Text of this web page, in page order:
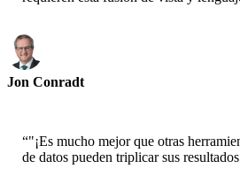
Jon Conradt
“"¡Es mucho mejor que otras
de datos pueden triplicar sus